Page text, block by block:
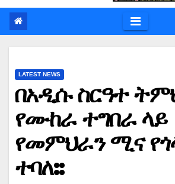
LATEST NEWS
በአዲሱ ስርዓተ
የሙከራ ተግበራ ላይ
የመምህራን ሚና
ተባለ::